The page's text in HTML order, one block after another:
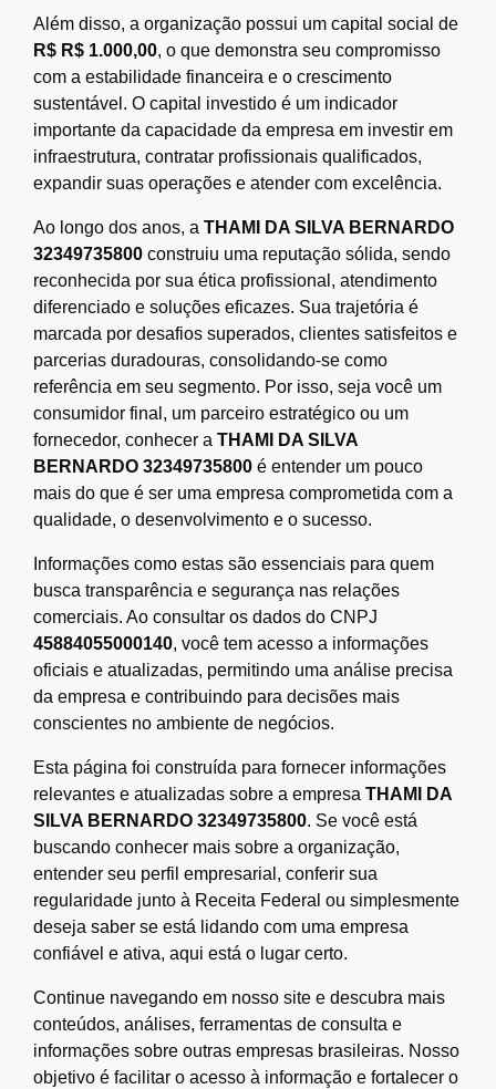
Além disso, a organização possui um capital social de
R$ R$ 1.000,00, o que demonstra seu compromisso
com a estabilidade financeira e o crescimento
sustentável. O capital investido é um indicador
importante da capacidade da empresa em investir em
infraestrutura, contratar profissionais qualificados,
expandir suas operações e atender com excelência.
Ao longo dos anos, a THAMI DA SILVA BERNARDO
32349735800 construiu uma reputação sólida, sendo
reconhecida por sua ética profissional, atendimento
diferenciado e soluções eficazes. Sua trajetória é
marcada por desafios superados, clientes satisfeitos e
parcerias duradouras, consolidando-se como
referência em seu segmento. Por isso, seja você um
consumidor final, um parceiro estratégico ou um
fornecedor, conhecer a THAMI DA SILVA
BERNARDO 32349735800 é entender um pouco
mais do que é ser uma empresa comprometida com a
qualidade, o desenvolvimento e o sucesso.
Informações como estas são essenciais para quem
busca transparência e segurança nas relações
comerciais. Ao consultar os dados do CNPJ
45884055000140, você tem acesso a informações
oficiais e atualizadas, permitindo uma análise precisa
da empresa e contribuindo para decisões mais
conscientes no ambiente de negócios.
Esta página foi construída para fornecer informações
relevantes e atualizadas sobre a empresa THAMI DA
SILVA BERNARDO 32349735800. Se você está
buscando conhecer mais sobre a organização,
entender seu perfil empresarial, conferir sua
regularidade junto à Receita Federal ou simplesmente
deseja saber se está lidando com uma empresa
confiável e ativa, aqui está o lugar certo.
Continue navegando em nosso site e descubra mais
conteúdos, análises, ferramentas de consulta e
informações sobre outras empresas brasileiras. Nosso
objetivo é facilitar o acesso à informação e fortalecer o